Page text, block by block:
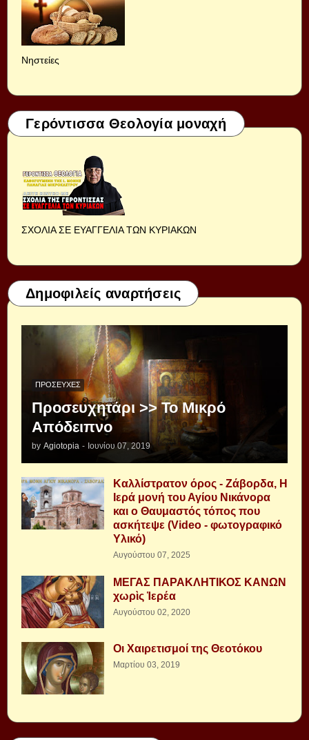
Νηστείες
Γερόντισσα Θεολογία μοναχή
ΣΧΟΛΙΑ ΣΕ ΕΥΑΓΓΕΛΙΑ ΤΩΝ ΚΥΡΙΑΚΩΝ
Δημοφιλείς αναρτήσεις
ΠΡΟΣΕΥΧΈΣ
Προσευχητάρι >> Το Μικρό
Απόδειπνο
by Agiotopia - Ιουνίου 07, 2019
Καλλίστρατον όρος - Ζάβορδα, Η
Ιερά μονή του Αγίου Νικάνορα
και ο Θαυμαστός τόπος που
ασκήτεψε (Video - φωτογραφικό
Υλικό)
Αυγούστου 07, 2025
ΜΕΓΑΣ ΠΑΡΑΚΛΗΤΙΚΟΣ ΚΑΝΩΝ
χωρὶς Ἱερέα
Αυγούστου 02, 2020
Οι Χαιρετισμοί της Θεοτόκου
Μαρτίου 03, 2019